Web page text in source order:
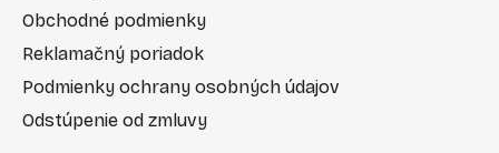
Obchodné podmienky
Reklamačný poriadok
Podmienky ochrany osobných údajov
Odstúpenie od zmluvy